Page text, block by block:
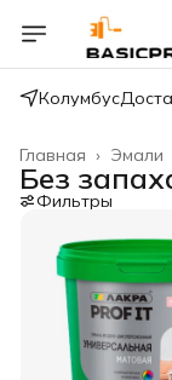
Колумбус
Эмали
Главная ›
Без
Фильтры